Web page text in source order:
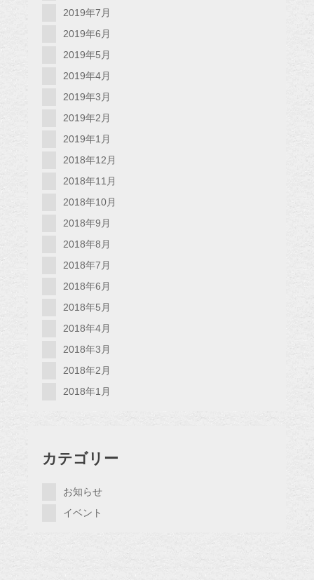
2019年7月
2019年6月
2019年5月
2019年4月
2019年3月
2019年2月
2019年1月
2018年12月
2018年11月
2018年10月
2018年9月
2018年8月
2018年7月
2018年6月
2018年5月
2018年4月
2018年3月
2018年2月
2018年1月
カテゴリー
お知らせ
イベント